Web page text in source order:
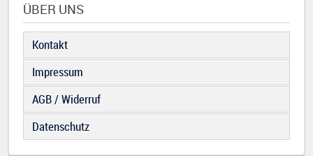
ÜBER UNS
Kontakt
Impressum
AGB / Widerruf
Datenschutz